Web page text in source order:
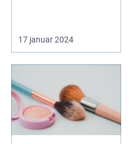
17 januar 2024